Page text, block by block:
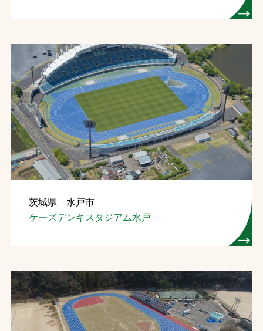
茨城県 水戸市
ケーズデンキスタジアム水戸